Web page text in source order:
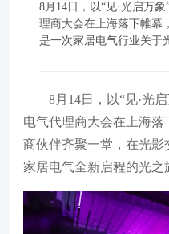
8月14日，以“见·光启万
理商大会在上海落下帷幕
是一次家居电气行业关于
8月14日，以“见·光
电气代理商大会在上海
商伙伴齐聚一堂，在光
家居电气全新启程的光之